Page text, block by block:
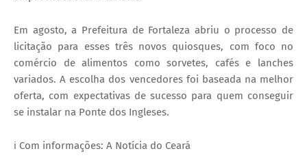
Em agosto, a Prefeitura de Fortaleza abriu o processo de
licitação para esses três novos quiosques, com foco no
comércio de alimentos como sorvetes, cafés e lanches
variados. A escolha dos vencedores foi baseada na melhor
oferta, com expectativas de sucesso para quem conseguir
se instalar na Ponte dos Ingleses.
ℹ️ Com informações: A Notícia do Ceará